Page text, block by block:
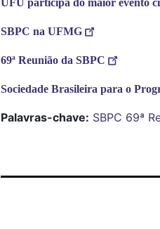
UFU participa do maior evento
SBPC na UFMG
69ª Reunião da SBPC
Sociedade Brasileira para o
Palavras-chave: SBPC 69ª